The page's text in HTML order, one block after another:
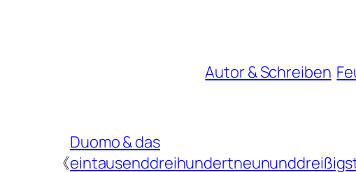
Autor & Schreiben
《
Duomo & das